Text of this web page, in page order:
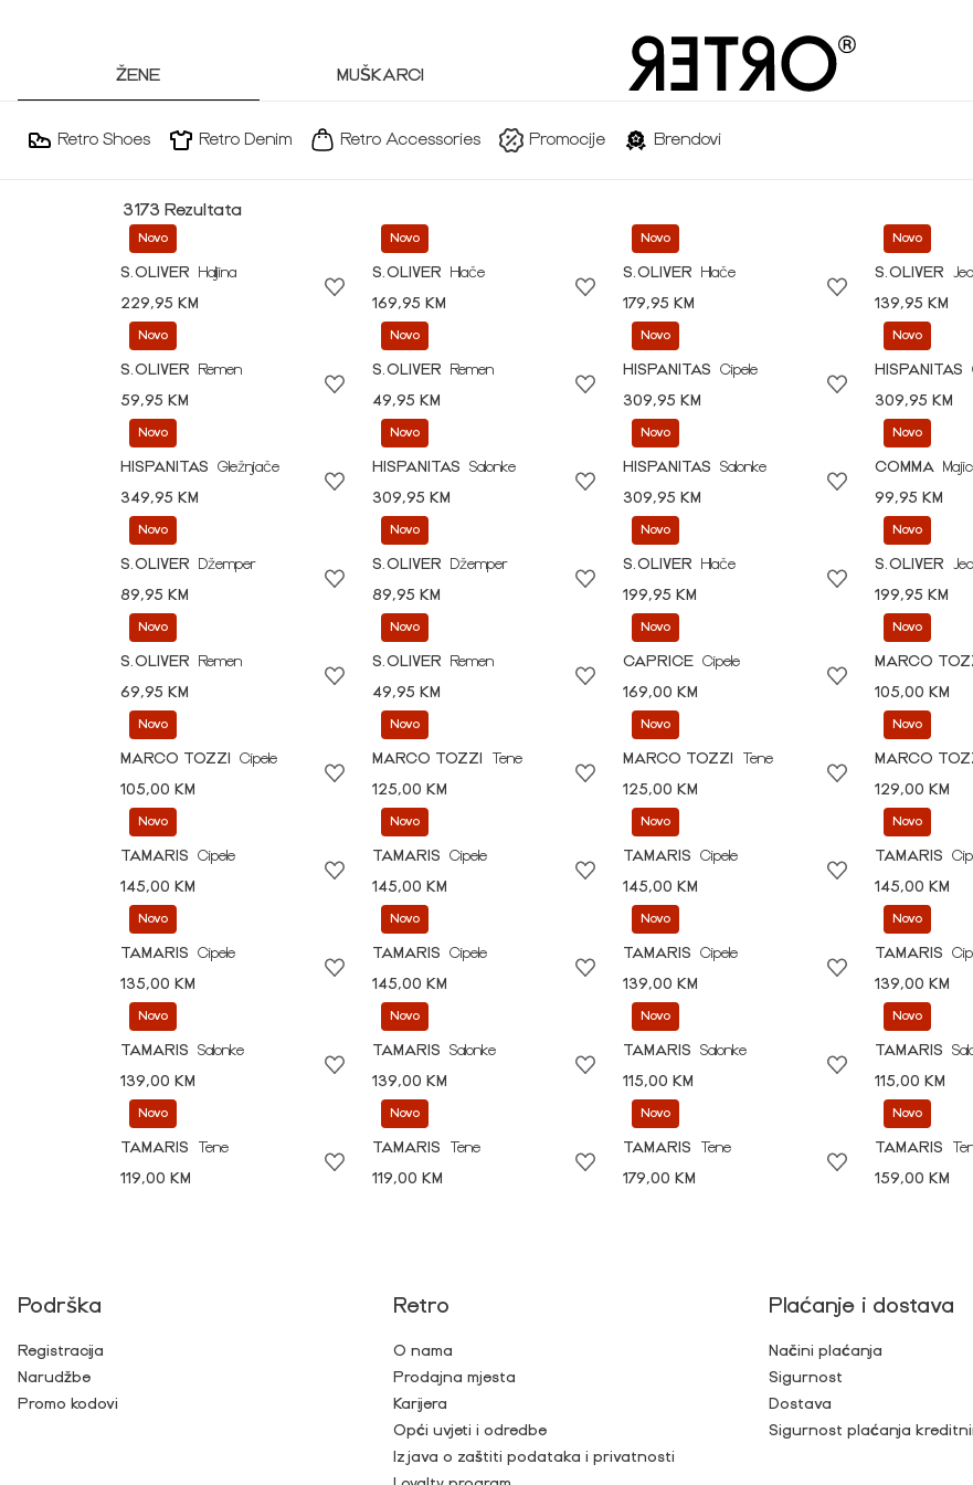
ŽENE MUŠKARCI
Retro Shoes Retro Denim Retro Accessories Promocije Brendovi
3173 Rezultata
Novo
S.OLIVER
Haljina
229,95 KM
Novo
S.OLIVER
Hlače
169,95 KM
Novo
S.OLIVER
Hlače
179,95 KM
Novo
S.OLIVER
139,95 KM
Novo
S.OLIVER
Remen
59,95 KM
Novo
S.OLIVER
Remen
49,95 KM
Novo
HISPANITAS
Cipele
309,95 KM
Novo
HISPANITAS
309,95 KM
Novo
HISPANITAS
Gležnjače
349,95 KM
Novo
HISPANITAS
Salonke
309,95 KM
Novo
HISPANITAS
Salonke
309,95 KM
Novo
COMMA
99,95 KM
Novo
S.OLIVER
Džemper
89,95 KM
Novo
S.OLIVER
Džemper
89,95 KM
Novo
S.OLIVER
Hlače
199,95 KM
Novo
S.OLIVER
199,95 KM
Novo
S.OLIVER
Remen
69,95 KM
Novo
S.OLIVER
Remen
49,95 KM
Novo
CAPRICE Cipele
169,00 KM
Novo
MARCO
105,00 KM
Novo
MARCO TOZZI
Cipele
105,00 KM
Novo
MARCO TOZZI
Tene
125,00 KM
Novo
MARCO TOZZI
Tene
125,00 KM
Novo
MARCO
129,00 KM
Novo
TAMARIS
Cipele
145,00 KM
Novo
TAMARIS
Cipele
145,00 KM
Novo
TAMARIS
Cipele
145,00 KM
Novo
TAMARIS
145,00 KM
Novo
TAMARIS
Cipele
135,00 KM
Novo
TAMARIS
Cipele
145,00 KM
Novo
TAMARIS
Cipele
139,00 KM
Novo
TAMARIS
139,00 KM
Novo
TAMARIS
Salonke
139,00 KM
Novo
TAMARIS
Salonke
139,00 KM
Novo
TAMARIS
Salonke
115,00 KM
Novo
TAMARIS
115,00 KM
Novo
TAMARIS
Tene
119,00 KM
Novo
TAMARIS
Tene
119,00 KM
Novo
TAMARIS
Tene
179,00 KM
Novo
TAMARIS
159,00 KM
Podrška
Registracija
Narudžbe
Promo kodovi
Retro
O nama
Prodajna mjesta
Karijera
Opći uvjeti i odredbe
Izjava o zaštiti podataka i privatnosti
Plaćanje i dostava
Načini plaćanja
Sigurnost
Dostava
Sigurnost plaćanja